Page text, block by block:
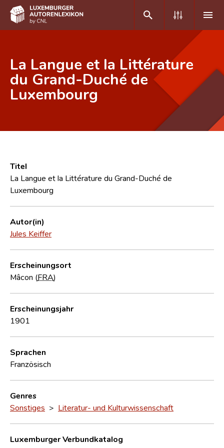
DE FR
Home
Erweiterte Suche
CNL
Forschungsgruppe
La Langue et la Littérature
du Grand-Duché de
Luxembourg
Titel
La Langue et la Littérature du Grand-Duché de
Luxembourg
Autor(in)
Jules Keiffer
Erscheinungsort
Mâcon (FRA)
Erscheinungsjahr
1901
Sprachen
Französisch
Genres
Sonstiges > Literatur- und Kulturwissenschaft
Luxemburger Verbundkatalog